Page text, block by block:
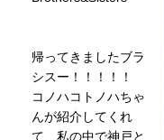
帰ってきましたブラ
シスー！！！！！
コノハコトノハちゃ
んが紹介してくれ
て、私の中で神戸と